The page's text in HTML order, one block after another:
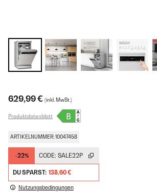
629,99 € (inkl. MwSt.)
Produktdatenblatt
ARTIKELNUMMER: 10047458
-22% CODE: SALE22P
DU SPARST: 138,60 €
Nutzungsbedingungen